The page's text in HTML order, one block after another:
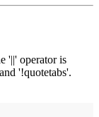
'||' operator is
'!quotetabs'.